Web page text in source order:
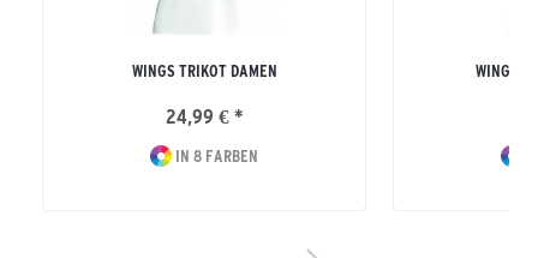
WINGS TRIKOT DAMEN
24,99 € *
IN 8 FARBEN
WINGS